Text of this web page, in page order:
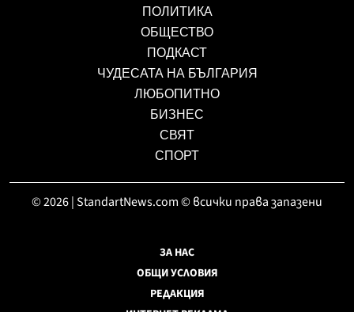
ПОЛИТИКА
ОБЩЕСТВО
ПОДКАСТ
ЧУДЕСАТА НА БЪЛГАРИЯ
ЛЮБОПИТНО
БИЗНЕС
СВЯТ
СПОРТ
© 2026 | StandartNews.com © всички права запазени
ЗА НАС
ОБЩИ УСЛОВИЯ
РЕДАКЦИЯ